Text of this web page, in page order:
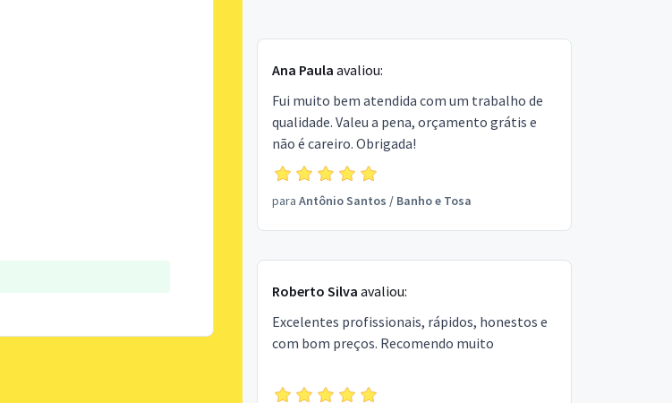
Ana Paula avaliou:
Fui muito bem atendida com um trabalho de
qualidade. Valeu a pena, orçamento grátis e
não é careiro. Obrigada!
para Antônio Santos / Banho e Tosa
Roberto Silva avaliou:
Excelentes profissionais, rápidos, honestos e
com bom preços. Recomendo muito